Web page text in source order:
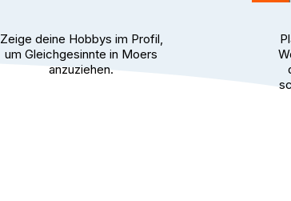
Zeige deine Hobbys im Profil,
um Gleichgesinnte in Moers
anzuziehen.